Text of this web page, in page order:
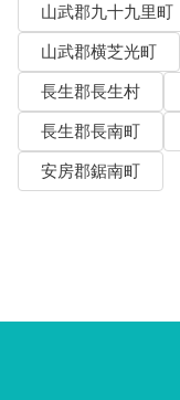
山武郡九十九里町
山武郡横芝光町
長生郡長生村
長生郡長南町
安房郡鋸南町